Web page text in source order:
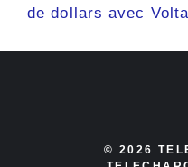
de dollars avec Volta
© 2026